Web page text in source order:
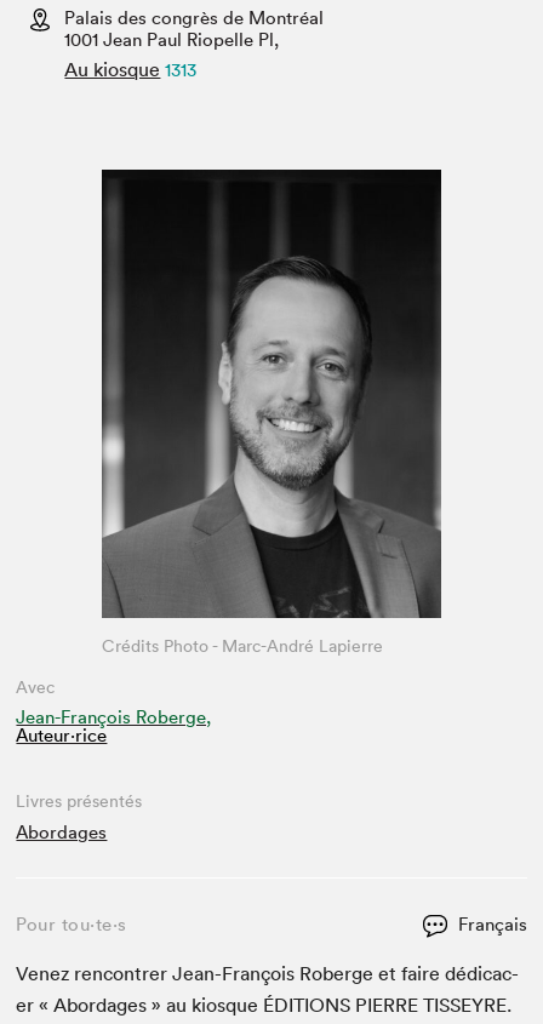
Espace médias
Palais des congrès de Montréal
1001 Jean Paul Riopelle Pl,
Au kiosque 1313
Avec
Jean-François Roberge,
Auteur·rice
Crédits Photo - Marc-André Lapierre
Livres présentés
Abordages
Pour tou⋅te⋅s Français
Venez ren­con­tr­er Jean-François Roberge et faire dédi­cac­
er « Abor­dages » au kiosque ÉDI­TIONS PIERRE TIS­SEYRE.